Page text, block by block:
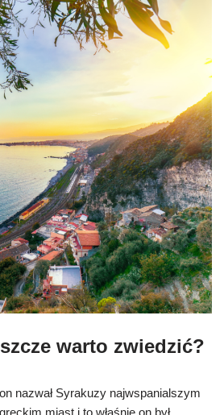
warto zwiedzić?
nazwał Syrakuzy najwspanialszym
miast i to właśnie on był